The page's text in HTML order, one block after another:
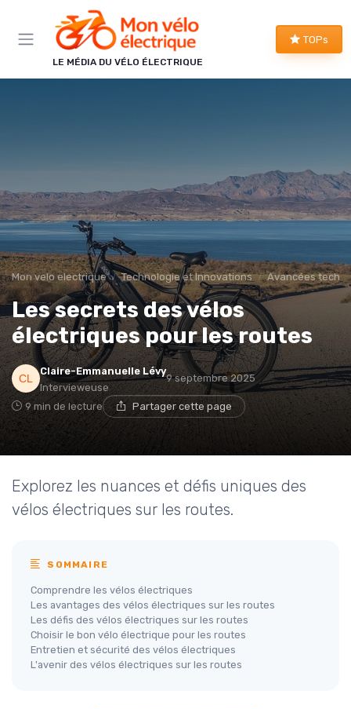
LE MÉDIA DU VÉLO ÉLECTRIQUE
TOPs
Mon velo electrique Technologie et Innovations Avancées
Les secrets des vélos
électriques pour les routes
Claire-Emmanuelle Lévy
Intervieweuse
9 septembre 2025
9 min de lecture Partager cette page
Explorez les nuances et défis uniques des
vélos électriques sur les routes.
SOMMAIRE
Comprendre les vélos électriques
Les avantages des vélos électriques sur les routes
Les défis des vélos électriques sur les routes
Choisir le bon vélo électrique pour les routes
Entretien et sécurité des vélos électriques
L'avenir des vélos électriques sur les routes
Panneau de gestion des cookies